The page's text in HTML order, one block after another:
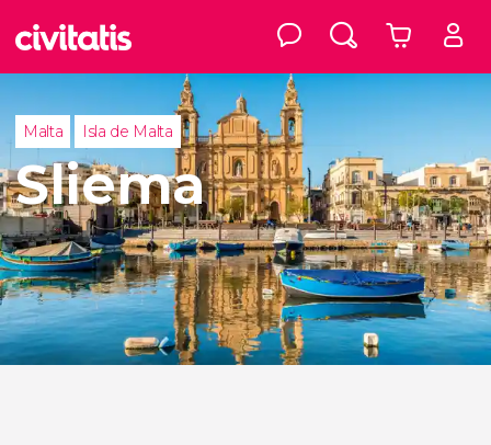
Malta Isla de Malta
Sliema